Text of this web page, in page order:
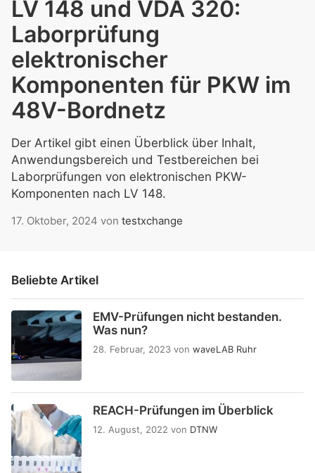
LV 148 und VDA 320:
Laborprüfung
elektronischer
Komponenten für PKW im
48V-Bordnetz
Der Artikel gibt einen Überblick über Inhalt,
Anwendungsbereich und Testbereichen bei
Laborprüfungen von elektronischen PKW-
Komponenten nach LV 148.
17. Oktober, 2024 von testxchange
Beliebte Artikel
EMV-Prüfungen nicht bestanden.
Was nun?
28. Februar, 2023 von waveLAB Ruhr
REACH-Prüfungen im Überblick
12. August, 2022 von DTNW